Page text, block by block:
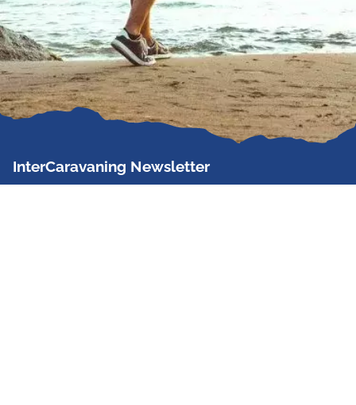
InterCaravaning Newsletter